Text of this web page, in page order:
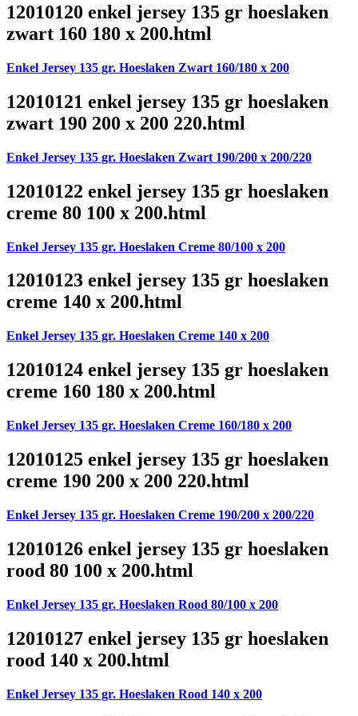
12010120 enkel jersey 135 gr hoeslaken
zwart 160 180 x 200.html
Enkel Jersey 135 gr. Hoeslaken Zwart 160/180 x 200
12010121 enkel jersey 135 gr hoeslaken
zwart 190 200 x 200 220.html
Enkel Jersey 135 gr. Hoeslaken Zwart 190/200 x 200/220
12010122 enkel jersey 135 gr hoeslaken
creme 80 100 x 200.html
Enkel Jersey 135 gr. Hoeslaken Creme 80/100 x 200
12010123 enkel jersey 135 gr hoeslaken
creme 140 x 200.html
Enkel Jersey 135 gr. Hoeslaken Creme 140 x 200
12010124 enkel jersey 135 gr hoeslaken
creme 160 180 x 200.html
Enkel Jersey 135 gr. Hoeslaken Creme 160/180 x 200
12010125 enkel jersey 135 gr hoeslaken
creme 190 200 x 200 220.html
Enkel Jersey 135 gr. Hoeslaken Creme 190/200 x 200/220
12010126 enkel jersey 135 gr hoeslaken
rood 80 100 x 200.html
Enkel Jersey 135 gr. Hoeslaken Rood 80/100 x 200
12010127 enkel jersey 135 gr hoeslaken
rood 140 x 200.html
Enkel Jersey 135 gr. Hoeslaken Rood 140 x 200